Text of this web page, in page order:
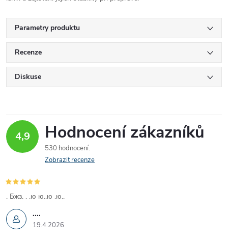
Parametry produktu
Recenze
Diskuse
4,9 Hodnocení zákazníků
530 hodnocení
Zobrazit recenze
....
19.4.2026
. Бжз. . .ю ю..ю .ю..